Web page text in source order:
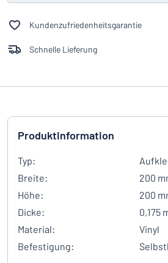
Kundenzufriedenheitsgarantie
Schnelle Lieferung
Produktinformation
Typ:
Breite:
200
Höhe:
200
Dicke:
0,175
Material:
Vinyl
Befestigung: